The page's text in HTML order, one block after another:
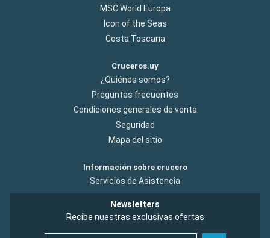
MSC World Europa
Icon of the Seas
Costa Toscana
Cruceros.uy
¿Quiénes somos?
Preguntas frecuentes
Condiciones generales de venta
Seguridad
Mapa del sitio
Información sobre crucero
Servicios de Asistencia
Newsletters
Recibe nuestras exclusivas ofertas